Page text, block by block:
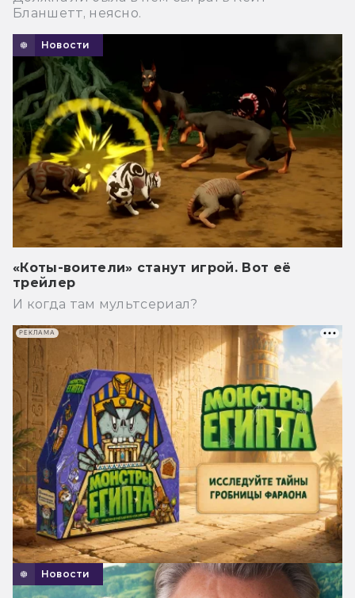
Бланшетт, неясно.
Новости
«Коты-воители» станут игрой. Вот её
трейлер
И когда там мультсериал?
Новости
РЕКЛАМА